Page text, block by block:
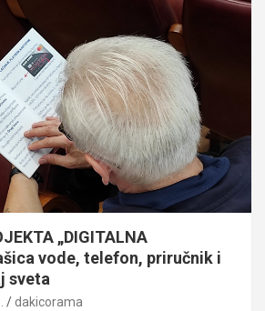
„DIGITALNA
vode, telefon, priručnik i
sveta
dakicorama